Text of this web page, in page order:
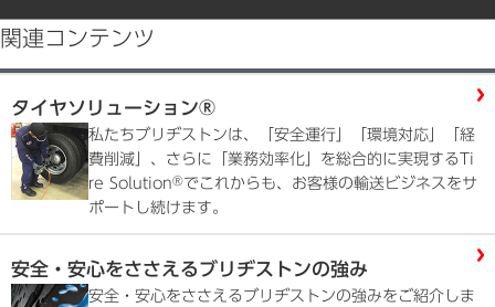
関連コンテンツ
タイヤソリューション®
私たちブリヂストンは、「安全運行」「環境対応」「経
費削減」、さらに「業務効率化」を総合的に実現するTi
re Solution®でこれからも、お客様の輸送ビジネスをサ
ポートし続けます。
安全・安心をささえるブリヂストンの強み
安全・安心をささえるブリヂストンの強みをご紹介しま